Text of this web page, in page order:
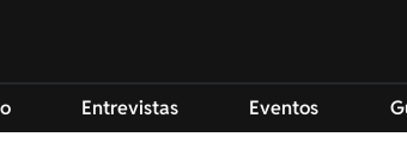
Entrevistas Eventos